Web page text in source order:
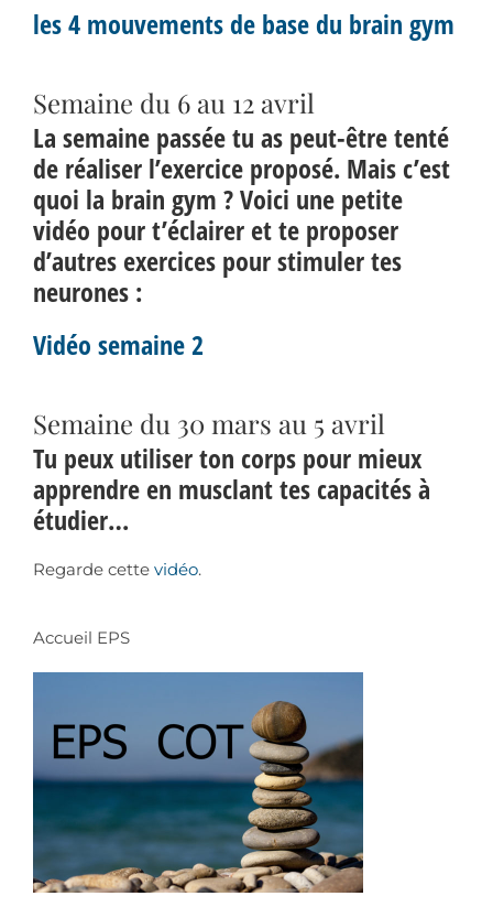
les 4 mouvements de base du brain gym
Semaine du 6 au 12 avril
La semaine passée tu as peut-être tenté
de réaliser l’exercice proposé. Mais c’est
quoi la brain gym ? Voici une petite
vidéo pour t’éclairer et te proposer
d’autres exercices pour stimuler tes
neurones :
Vidéo semaine 2
Semaine du 30 mars au 5 avril
Tu peux utiliser ton corps pour mieux
apprendre en musclant tes capacités à
étudier…
Regarde cette vidéo.
Accueil EPS